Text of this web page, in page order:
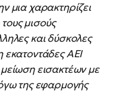
μια χαρακτηρίζει
μισούς
και δύσκολες
εκατοντάδες ΑΕΙ
εισακτέων με
της εφαρμογής